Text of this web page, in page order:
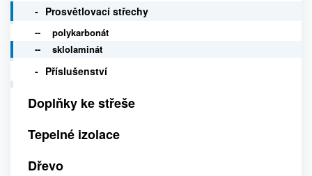
Prosvětlovací střechy
polykarbonát
sklolaminát
Příslušenství
Doplňky ke střeše
Tepelné izolace
Dřevo